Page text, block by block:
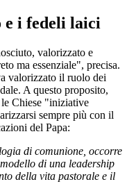
e i fedeli laici
valorizzato e
ma essenziale", precisa.
valorizzato il ruolo dei
A questo proposito,
le Chiese "iniziative
sempre più con il
del Papa:
di comunione, occorre
di una leadership
della vita pastorale e il